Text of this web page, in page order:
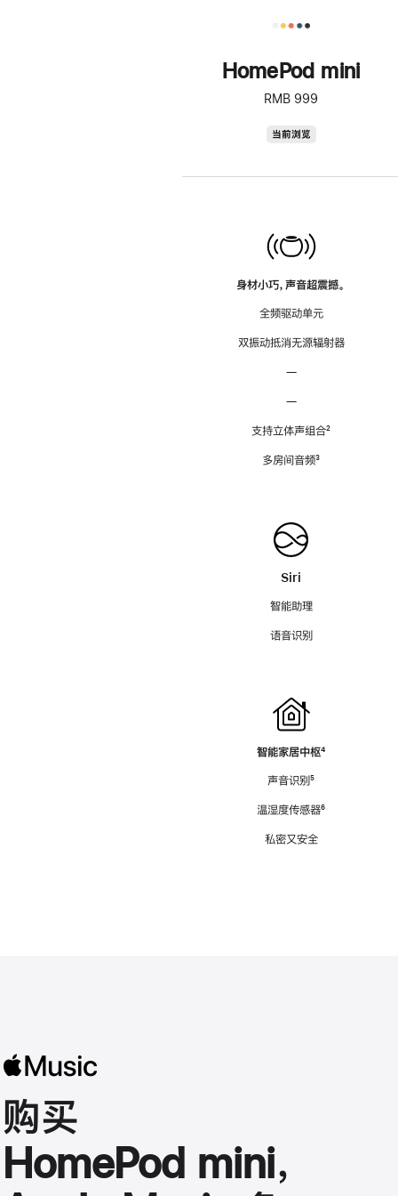
HomePod mini
RMB 999
当前浏览
身材小巧，声音超震撼。
全频驱动单元
双振动抵消无源辐射器
—
—
支持立体声组合脚
²
多房间音频脚
³
Siri
智能助理
语音识别
智能家居中枢脚
⁴
声音识别脚
⁵
温湿度传感器脚
⁶
私密又安全
购买
HomePod mini，